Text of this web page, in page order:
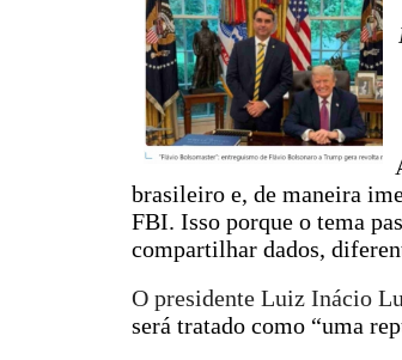
brasileiro e, de maneira
FBI. Isso porque o tema
compartilhar dados,
O presidente Luiz Inácio
será tratado como “uma